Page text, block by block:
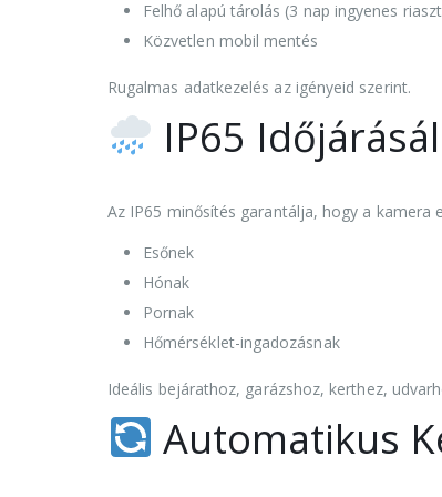
Felhő alapú tárolás (3 nap ingyenes
Közvetlen mobil mentés
Rugalmas adatkezelés az igényeid szerint.
IP65
Az IP65 minősítés garantálja, hogy a kamera
Esőnek
Hónak
Pornak
Hőmérséklet-ingadozásnak
Ideális bejárathoz, garázshoz, kerthez,
Automatikus